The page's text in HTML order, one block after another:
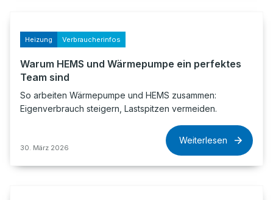
Heizung Verbraucherinfos
Warum HEMS und Wärmepumpe ein perfektes
Team sind
So arbeiten Wärmepumpe und HEMS zusammen:
Eigenverbrauch steigern, Lastspitzen vermeiden.
30. März 2026
Weiterlesen